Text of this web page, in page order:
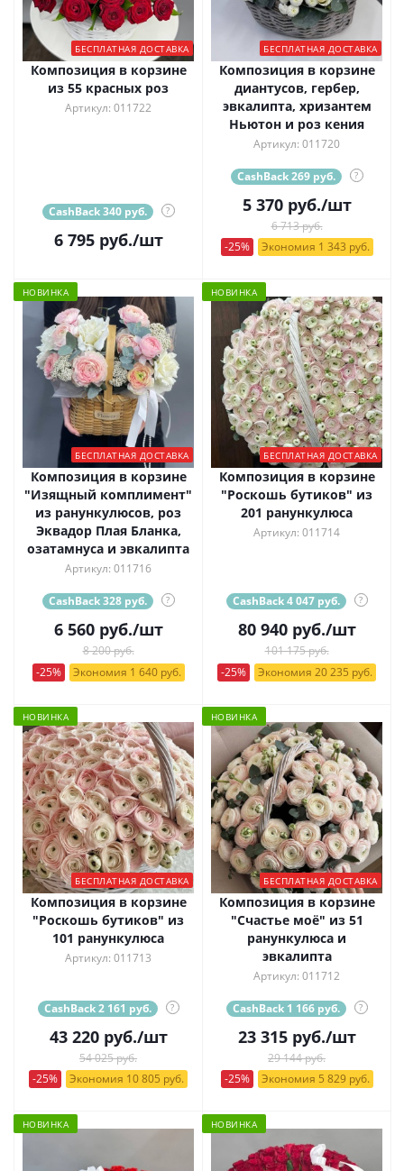
БЕСПЛАТНАЯ ДОСТАВКА
Композиция в корзине
из 55 красных роз
Артикул: 011722
CashBack 340 руб. ?
6 795руб./шт
БЕСПЛАТНАЯ ДОСТАВКА
Композиция в корзине
диантусов, гербер,
эвкалипта, хризантем
Ньютон и роз кения
Артикул: 011720
CashBack 269 руб. ?
5 370руб./шт
6 713 руб.
-25%
Экономия 1 343 руб.
НОВИНКА
БЕСПЛАТНАЯ ДОСТАВКА
Композиция в корзине
"Изящный комплимент"
из ранункулюсов, роз
Эквадор Плая Бланка,
озатамнуса и эвкалипта
Артикул: 011716
CashBack 328 руб. ?
6 560руб./шт
8 200 руб.
-25%
Экономия 1 640 руб.
НОВИНКА
БЕСПЛАТНАЯ ДОСТАВКА
Композиция в корзине
"Роскошь бутиков" из
201 ранункулюса
Артикул: 011714
CashBack 4 047 руб. ?
80 940руб./шт
101 175 руб.
-25%
Экономия 20 235 руб.
НОВИНКА
БЕСПЛАТНАЯ ДОСТАВКА
Композиция в корзине
"Роскошь бутиков" из
101 ранункулюса
Артикул: 011713
CashBack 2 161 руб. ?
43 220руб./шт
54 025 руб.
-25%
Экономия 10 805 руб.
НОВИНКА
БЕСПЛАТНАЯ ДОСТАВКА
Композиция в корзине
"Счастье моё" из 51
ранункулюса и
эвкалипта
Артикул: 011712
CashBack 1 166 руб. ?
23 315руб./шт
29 144 руб.
-25%
Экономия 5 829 руб.
НОВИНКА НОВИНКА